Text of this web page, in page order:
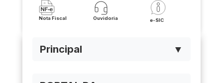
Nota Fiscal Ouvidoria e-SIC
Principal ▼